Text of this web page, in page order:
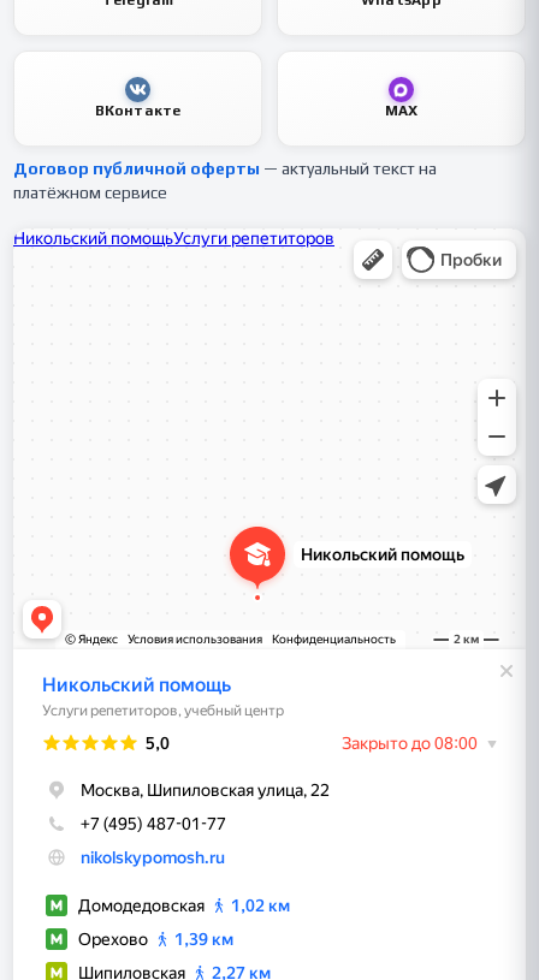
ВКонтакте MAX
Договор публичной оферты — актуальный текст на
платёжном сервисе